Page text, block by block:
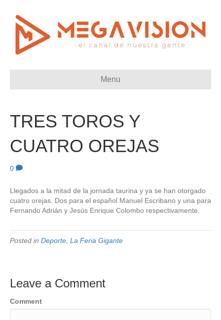
Menu
TRES TOROS Y
CUATRO OREJAS
0
Llegados a la mitad de la jornada taurina y ya se han otorgado
cuatro orejas. Dos para el español Manuel Escribano y una para
Fernando Adrián y Jesús Enrique Colombo respectivamente.
Posted in Deporte La Feria Gigante
Leave a Comment
Comment